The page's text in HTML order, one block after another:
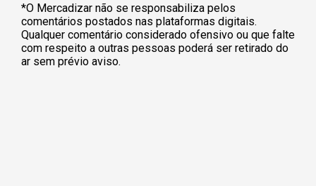
*O Mercadizar não se responsabiliza pelos
comentários postados nas plataformas digitais.
Qualquer comentário considerado ofensivo ou que falte
com respeito a outras pessoas poderá ser retirado do
ar sem prévio aviso.